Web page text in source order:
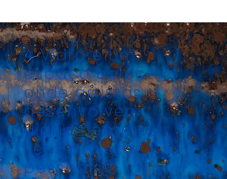
A Vidra é um
espaço colectivo,
onde artistas
desenvolvem
diariamente os
seus projetos
pessoais